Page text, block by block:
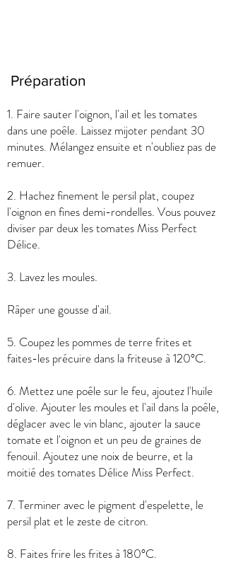
Préparation
1. Faire sauter l'oignon, l'ail et les tomates
dans une poêle. Laissez mijoter pendant 30
minutes. Mélangez ensuite et n'oubliez pas de
remuer.
2. Hachez finement le persil plat, coupez
l'oignon en fines demi-rondelles. Vous pouvez
diviser par deux les tomates Miss Perfect
Délice.
3. Lavez les moules.
Râper une gousse d'ail.
5. Coupez les pommes de terre frites et
faites-les précuire dans la friteuse à 120°C.
6. Mettez une poêle sur le feu, ajoutez l'huile
d'olive. Ajouter les moules et l'ail dans la poêle,
déglacer avec le vin blanc, ajouter la sauce
tomate et l'oignon et un peu de graines de
fenouil. Ajoutez une noix de beurre, et la
moitié des tomates Délice Miss Perfect.
7. Terminer avec le pigment d'espelette, le
persil plat et le zeste de citron.
8. Faites frire les frites à 180°C.